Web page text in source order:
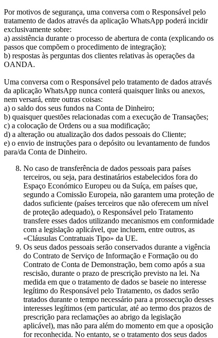
Por motivos de segurança, uma conversa com o Responsável pelo
tratamento de dados através da aplicação WhatsApp poderá incidir
exclusivamente sobre:
a) assistência durante o processo de abertura de conta (explicando os
passos que compõem o procedimento de integração);
b) respostas às perguntas dos clientes relativas às operações da
OANDA.
Uma conversa com o Responsável pelo tratamento de dados através
da aplicação WhatsApp nunca conterá quaisquer links ou anexos,
nem versará, entre outras coisas:
a) o saldo dos seus fundos na Conta de Dinheiro;
b) quaisquer questões relacionadas com a execução de Transações;
c) a colocação de Ordens ou a sua modificação;
d) a alteração ou atualização dos dados pessoais do Cliente;
e) o envio de instruções para o depósito ou levantamento de fundos
para/da Conta de Dinheiro.
No caso de transferência de dados pessoais para países
terceiros, ou seja, para destinatários estabelecidos fora do
Espaço Económico Europeu ou da Suíça, em países que,
segundo a Comissão Europeia, não garantem uma proteção de
dados suficiente (países terceiros que não oferecem um nível
de proteção adequado), o Responsável pelo Tratamento
transfere esses dados utilizando mecanismos em conformidade
com a legislação aplicável, que incluem, entre outros, as
«Cláusulas Contratuais Tipo» da UE.
Os seus dados pessoais serão conservados durante a vigência
do Contrato de Serviço de Informação e Formação ou do
Contrato de Conta de Demonstração, bem como após a sua
rescisão, durante o prazo de prescrição previsto na lei. Na
medida em que o tratamento de dados se baseie no interesse
legítimo do Responsável pelo Tratamento, os dados serão
tratados durante o tempo necessário para a prossecução desses
interesses legítimos (em particular, até ao termo dos prazos de
prescrição para reclamações ao abrigo da legislação
aplicável), mas não para além do momento em que a oposição
for reconhecida. No entanto, se o tratamento dos seus dados